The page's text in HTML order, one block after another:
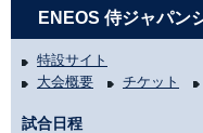
ENEOS 侍ジャパン
特設サイト
大会概要
チケット
試合日程